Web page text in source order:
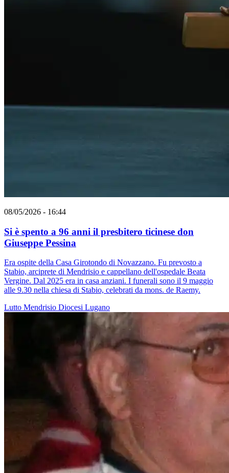
08/05/2026 - 16:44
Si è spento a 96 anni il presbitero ticinese don
Giuseppe Pessina
Era ospite della Casa Girotondo di Novazzano. Fu prevosto a
Stabio, arciprete di Mendrisio e cappellano dell'ospedale Beata
Vergine. Dal 2025 era in casa anziani. I funerali sono il 9 maggio
alle 9.30 nella chiesa di Stabio, celebrati da mons. de Raemy.
Lutto Mendrisio Diocesi Lugano